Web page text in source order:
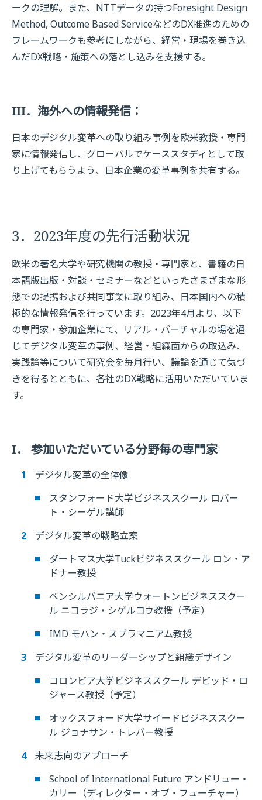
ークの理解。また、NTTデータの持つForesight Design
Method, Outcome Based ServiceなどのDX推進のための
フレームワークも参考にしながら、経営・現場を巻き込
んだDX戦略・施策への落とし込みを支援する。
III．海外への情報発信：
日本のデジタル変革への取り組み事例を欧米教授・専門
家に情報発信し、グローバルでケーススタディとして取
り上げてもらうよう、日本企業の変革事例を共有する。
3．2023年度の先行活動状況
欧米の著名大学や研究機関の教授・専門家と、書籍の日
本語版出版・対談・セミナーなどといったさまざまな形
態での提携および共同事業に取り組み、日本国内への積
極的な情報発信を行っています。2023年4月より、以下
の専門家・参加企業にて、リアル・バーチャルの場を通
じてデジタル変革の事例、経営・組織面からの取込み、
実践論等について研究会を毎月行い、議論を通じて気づ
きを得るとともに、各社のDX戦略に活用いただいていま
す。
I． 参加いただいている分野毎の専門家
デジタル変革の全体像
スタンフォード大学ビジネススクール ロバー
ト・シーゲル講師
デジタル変革の戦略立案
ダートマス大学Tuckビジネススクール ロン・ア
ドナー教授
ペンシルバニア大学ウォートンビジネススクー
ル ニコラジ・シゲルコウ教授（予定）
IMD モハン・スブラマニアム教授
デジタル変革のリーダーシップと組織デザイン
コロンビア大学ビジネススクール デビッド・ロ
ジャース教授（予定）
オックスフォード大学サイードビジネススクー
ル ジョナサン・トレバー教授
未来志向のアプローチ
School of International Future アンドリュー・
カリー（ディレクター・オブ・フューチャー）